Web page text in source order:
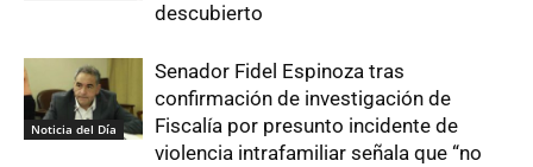
descubierto
Noticia del Día
Senador Fidel Espinoza tras
confirmación de investigación de
Fiscalía por presunto incidente de
violencia intrafamiliar señala que “no